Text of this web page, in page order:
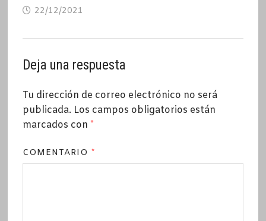
22/12/2021
Deja una respuesta
Tu dirección de correo electrónico no será
publicada. Los campos obligatorios están
marcados con *
COMENTARIO *